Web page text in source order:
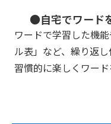
●自宅でワード
ワードで学習した機
ル表」など、繰り返
習慣的に楽しくワード